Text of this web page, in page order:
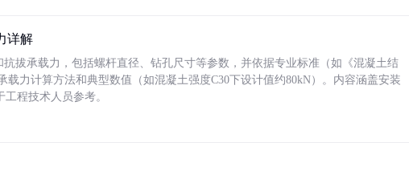
详解
拔承载力，包括螺杆直径、钻孔尺寸等参数，并依据专业标准（如《混凝土结
载力计算方法和典型数值（如混凝土强度C30下设计值约80kN）。内容涵盖安装
程技术人员参考。